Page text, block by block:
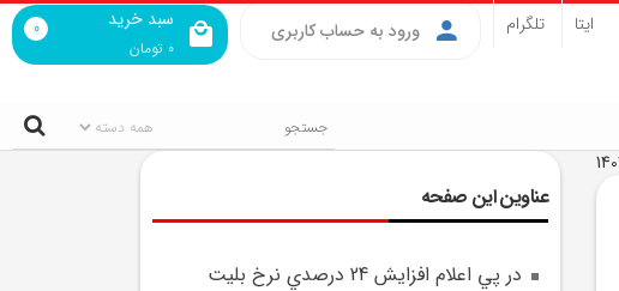
سبد خرید
0 تومان
0 ورود به حساب کاربری ایتا تلگرام
عناوین این صفحه
در پي اعلام افزايش 24 درصدي نرخ بليت